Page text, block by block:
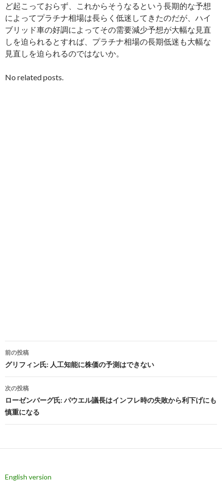
ど起こっておらず、これからそうなるという長期的な予想
によってプラチナ相場は長らく低迷してきたのだが、ハイ
ブリッド車の好調によってその需要減少予想が大幅な見直
しを迫られるとすれば、プラチナ相場の長期低迷も大幅な
見直しを迫られるのではないか。
No related posts.
投
稿
ナ
ビ
ゲ
シ
前の投稿
グリフィン氏: 人工知能に株価の予測はできない
次の投稿
ローゼンバーグ氏: パウエル議長はインフレ時の失敗から利下げにも
慎重になる
English version